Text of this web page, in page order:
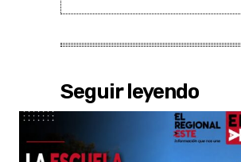
Seguir leyendo